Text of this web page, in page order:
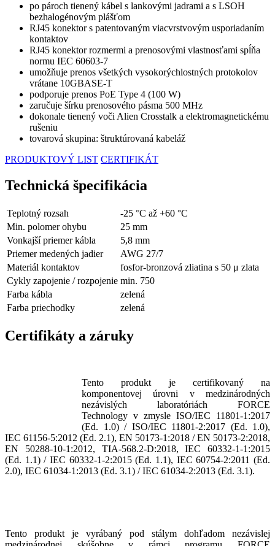
po pároch tienený kábel s lankovými jadrami a s LSOH
bezhalogénovým plášťom
RJ45 konektor s patentovaným viacvrstvovým usporiadaním
kontaktov
RJ45 konektor rozmermi a prenosovými vlastnosťami spĺňa
normu IEC 60603-7
umožňuje prenos všetkých vysokorýchlostných protokolov
vrátane 10GBASE-T
podporuje prenos PoE Type 4 (100 W)
zaručuje šírku prenosového pásma 500 MHz
dokonale tienený voči Alien Crosstalk a elektromagnetickému
rušeniu
tovarová skupina: štruktúrovaná kabeláž
PRODUKTOVÝ LIST CERTIFIKÁT
Technická špecifikácia
Teplotný rozsah
-25 °C až +60 °C
Min. polomer ohybu
25 mm
Vonkajší priemer kábla
5,8 mm
Priemer medených jadier
AWG 27/7
Materiál kontaktov
fosfor-bronzová zliatina s 50 μ zlata
Cykly zapojenie / rozpojenie min. 750
Farba kábla
zelená
Farba priechodky
zelená
Certifikáty a záruky
Tento produkt je certifikovaný na
komponentovej úrovni v medzinárodných
nezávislých laboratóriách FORCE
Technology v zmysle ISO/IEC 11801-1:2017
(Ed. 1.0) / ISO/IEC 11801-2:2017 (Ed. 1.0),
IEC 61156-5:2012 (Ed. 2.1), EN 50173-1:2018 / EN 50173-2:2018,
EN 50288-10-1:2012, TIA-568.2-D:2018, IEC 60332-1-1:2015
(Ed. 1.1) / IEC 60332-1-2:2015 (Ed. 1.1), IEC 60754-2:2011 (Ed.
2.0), IEC 61034-1:2013 (Ed. 3.1) / IEC 61034-2:2013 (Ed. 3.1).
Tento produkt je vyrábaný pod stálym dohľadom nezávislej